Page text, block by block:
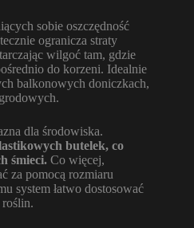
sobie oszczędność
ogranicza straty
wilgoć tam, gdzie
do korzeni. Idealnie
balkonowych doniczkach,
dla środowiska.
butelek, co
śmieci. Co więcej,
za pomocą rozmiaru
system łatwo dostosować